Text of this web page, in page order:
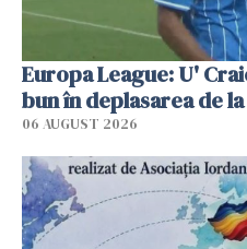
Europa League: U'
bun în deplasarea de
06 AUGUST 2026